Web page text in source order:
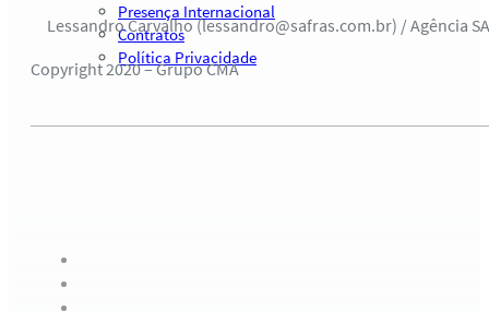
Presença Internacional
Contratos
Política Privacidade
Lessandro Carvalho (lessandro@safras.com.br) / Agência
Copyright 2020 – Grupo CMA